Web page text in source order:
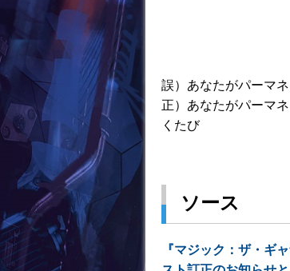
誤）あなたがパーマ
正）あなたがパーマ
くたび
ソース
『マジック：ザ・ギ